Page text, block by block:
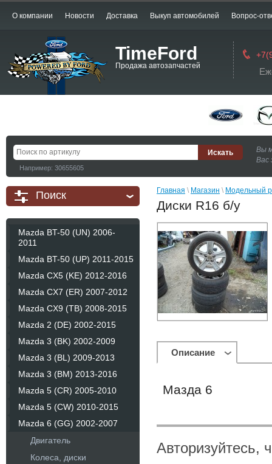
О компании Новости Доставка Выкуп автомобилей Вопрос-
TimeFord
Продажа автозапчастей
Например: 30655605
Вы
Вас
Поиск
Mazda BT-50 (UN) 2006-
2011
Mazda BT-50 (UP) 2011-2015
Mazda CX5 (KE) 2012-2016
Mazda CX7 (ER) 2007-2012
Mazda CX9 (TB) 2008-2015
Mazda 2 (DE) 2002-2015
Mazda 3 (BK) 2002-2009
Mazda 3 (BL) 2009-2013
Mazda 3 (BM) 2013-2016
Mazda 5 (CR) 2005-2010
Mazda 5 (CW) 2010-2015
Mazda 6 (GG) 2002-2007
Двигатель
Колеса, диски
Главная \ Магазин \ Модельный
Диски R16 б/у
Описание
Мазда 6
Авторизуйтесь,